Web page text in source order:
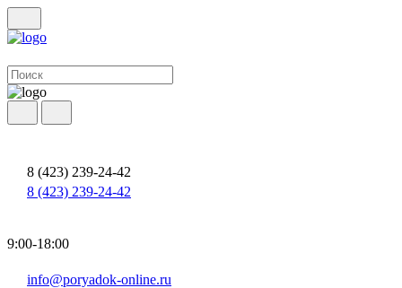
8 (423) 239-24-42
8 (423) 239-24-42
9:00-18:00
info@poryadok-online.ru